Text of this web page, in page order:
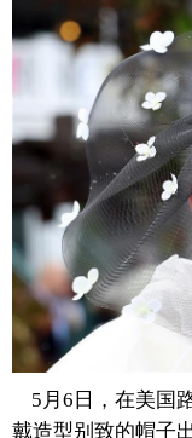
港澳
科技
图片
旅游
金融
富媒体
新华电视中文
5月6日，在美国
戴造型别致的帽子